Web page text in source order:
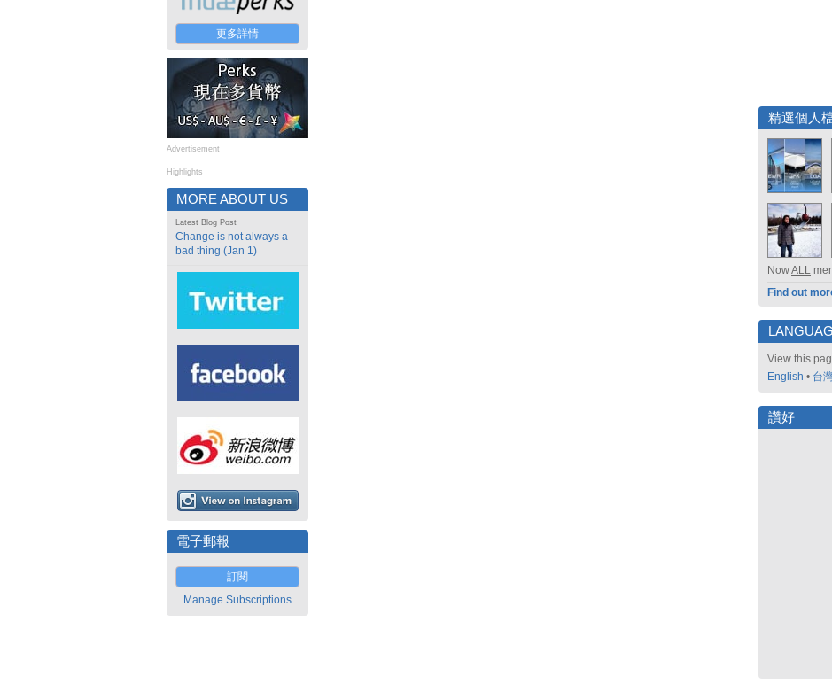
更多詳情
Advertisement
Highlights
MORE ABOUT US
Latest Blog Post
Change is not always a
bad thing (Jan 1)
電子郵報
訂閱
Manage Subscriptions
精選個人
NowALL
Find out
View this
English • 台
讚好